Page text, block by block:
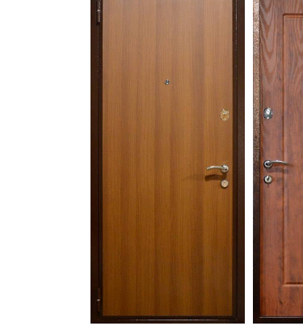
С зеркалом
С металлобагетом
(46)